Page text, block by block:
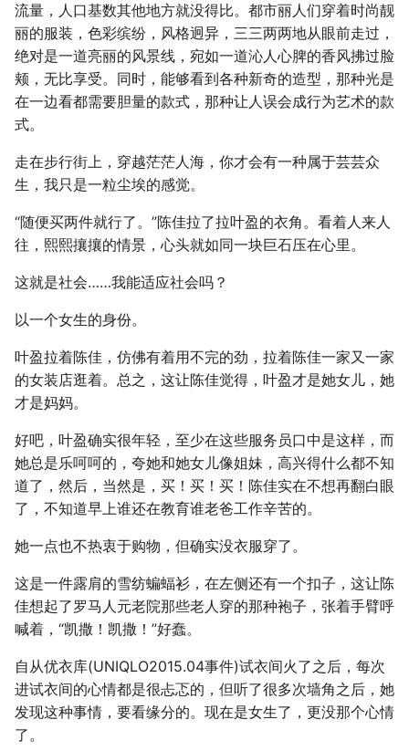
流量，人口基数其他地方就没得比。都市丽人们穿着时尚靓
丽的服装，色彩缤纷，风格迥异，三三两两地从眼前走过，
绝对是一道亮丽的风景线，宛如一道沁人心脾的香风拂过脸
颊，无比享受。同时，能够看到各种新奇的造型，那种光是
在一边看都需要胆量的款式，那种让人误会成行为艺术的款
式。
走在步行街上，穿越茫茫人海，你才会有一种属于芸芸众
生，我只是一粒尘埃的感觉。
“随便买两件就行了。”陈佳拉了拉叶盈的衣角。看着人来人
往，熙熙攘攘的情景，心头就如同一块巨石压在心里。
这就是社会……我能适应社会吗？
以一个女生的身份。
叶盈拉着陈佳，仿佛有着用不完的劲，拉着陈佳一家又一家
的女装店逛着。总之，这让陈佳觉得，叶盈才是她女儿，她
才是妈妈。
好吧，叶盈确实很年轻，至少在这些服务员口中是这样，而
她总是乐呵呵的，夸她和她女儿像姐妹，高兴得什么都不知
道了，然后，当然是，买！买！买！陈佳实在不想再翻白眼
了，不知道早上谁还在教育谁老爸工作辛苦的。
她一点也不热衷于购物，但确实没衣服穿了。
这是一件露肩的雪纺蝙蝠衫，在左侧还有一个扣子，这让陈
佳想起了罗马人元老院那些老人穿的那种袍子，张着手臂呼
喊着，“凯撒！凯撒！”好蠢。
自从优衣库(UNIQLO2015.04事件)试衣间火了之后，每次
进试衣间的心情都是很忐忑的，但听了很多次墙角之后，她
发现这种事情，要看缘分的。现在是女生了，更没那个心情
了。